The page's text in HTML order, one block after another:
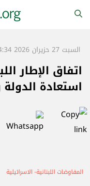
السبت 27 حزيران 2026 10:54:34
اتفاق الإطار
استعادة
المفاوضات اللبنانية- الاسرائيلية